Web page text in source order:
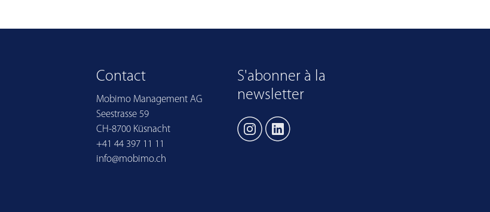
Contact
Mobimo Management AG
Seestrasse 59
CH-8700 Küsnacht
+41 44 397 11 11
info@mobimo.ch
S'abonner à la
newsletter